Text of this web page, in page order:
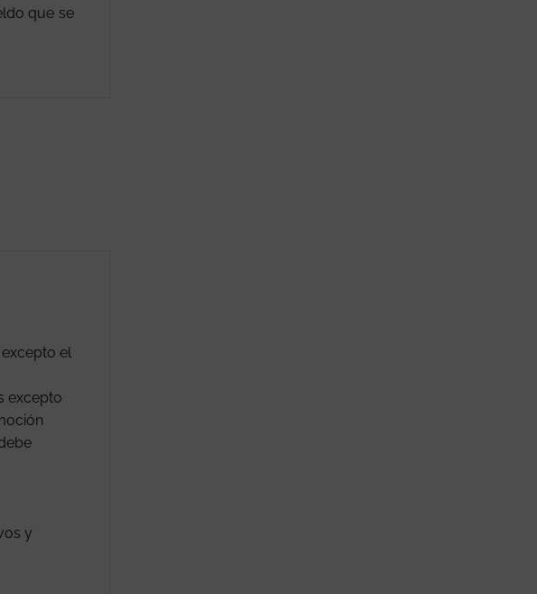
que se
el
excepto
y